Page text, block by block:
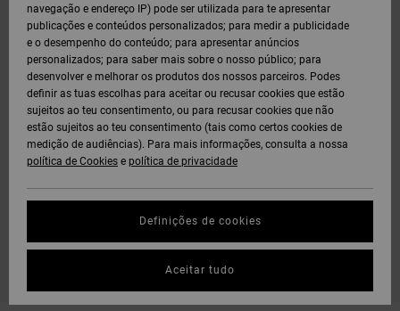
navegação e endereço IP) pode ser utilizada para te apresentar
publicações e conteúdos personalizados; para medir a publicidade
e o desempenho do conteúdo; para apresentar anúncios
personalizados; para saber mais sobre o nosso público; para
desenvolver e melhorar os produtos dos nossos parceiros. Podes
definir as tuas escolhas para aceitar ou recusar cookies que estão
sujeitos ao teu consentimento, ou para recusar cookies que não
estão sujeitos ao teu consentimento (tais como certos cookies de
medição de audiências). Para mais informações, consulta a nossa
política de Cookies e política de privacidade
Definições de cookies
Aceitar tudo